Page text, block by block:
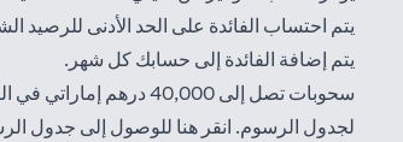
يتم احتساب الفائدة على الحد الأدنى للرصيد
يتم إضافة الفائدة إلى حسابك كل شهر.
سحوبات تصل إلى
لجدول الرسوم. انقر هنا للوصول إلى جدول